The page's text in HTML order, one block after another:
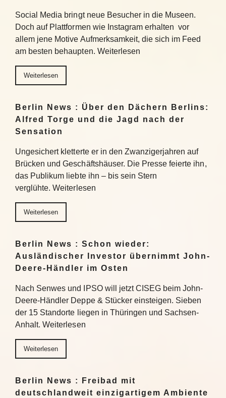
Social Media bringt neue Besucher in die Museen.
Doch auf Plattformen wie Instagram erhalten vor
allem jene Motive Aufmerksamkeit, die sich im Feed
am besten behaupten. Weiterlesen
Weiterlesen
Berlin News : Über den Dächern Berlins:
Alfred Torge und die Jagd nach der
Sensation
Ungesichert kletterte er in den Zwanzigerjahren auf
Brücken und Geschäftshäuser. Die Presse feierte ihn,
das Publikum liebte ihn – bis sein Stern
verglühte. Weiterlesen
Weiterlesen
Berlin News : Schon wieder:
Ausländischer Investor übernimmt John-
Deere-Händler im Osten
Nach Senwes und IPSO will jetzt CISEG beim John-
Deere-Händler Deppe & Stücker einsteigen. Sieben
der 15 Standorte liegen in Thüringen und Sachsen-
Anhalt. Weiterlesen
Weiterlesen
Berlin News : Freibad mit
deutschlandweit einzigartigem Ambiente